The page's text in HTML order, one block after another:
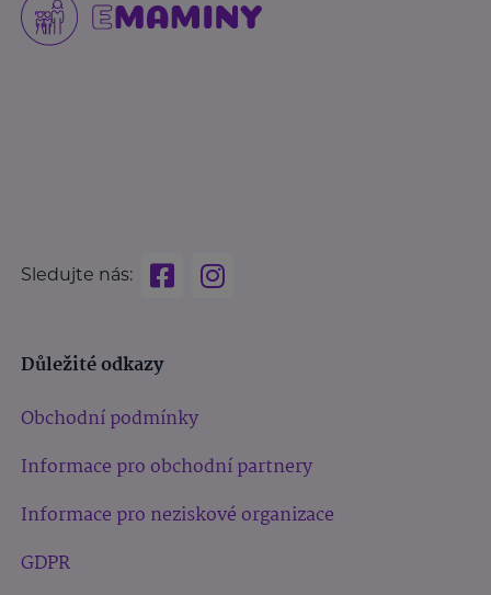
Sledujte nás:
Důležité odkazy
Obchodní podmínky
Informace pro obchodní partnery
Informace pro neziskové organizace
GDPR